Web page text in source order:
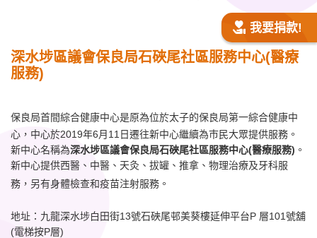
我要捐款!
深水埗區議會保良局石硤尾社區服務中心(醫療
服務)
保良局首間綜合健康中心是原為位於太子的保良局第一綜合健康中
心，中心於2019年6月11日遷往新中心繼續為巿民大眾提供服務。
新中心名稱為深水埗區議會保良局石硤尾社區服務中心(醫療服務) 。
新中心提供西醫、中醫、天灸、拔罐、推拿、物理治療及牙科服
務，另有身體檢查和疫苗注射服務。
地址：九龍深水埗白田街13號石硤尾邨美葵樓延伸平台P 層101號舖
(電梯按P層)